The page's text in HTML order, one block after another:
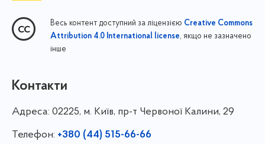
Весь контент доступний за ліцензією Creative Commons
Attribution 4.0 International license, якщо не зазначено
інше
Контакти
Адреса: 02225, м. Київ, пр-т Червоної Калини, 29
Телефон: +380 (44) 515-66-66